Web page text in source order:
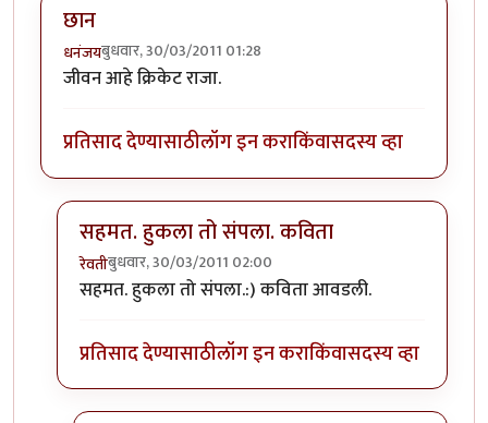
छान
धनंजयबुधवार, 30/03/2011 01:28
जीवन आहे क्रिकेट राजा.
प्रतिसाद देण्यासाठीलॉग इन कराकिंवासदस्य व्हा
सहमत. हुकला तो संपला. कविता
रेवतीबुधवार, 30/03/2011 02:00
In reply toछानbyधनंजय
सहमत. हुकला तो संपला.:) कविता आवडली.
प्रतिसाद देण्यासाठीलॉग इन कराकिंवासदस्य व्हा